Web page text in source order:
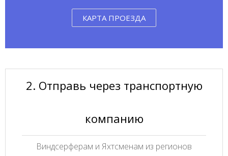
КАРТА ПРОЕЗДА
2. Отправь через транспортную
компанию
Виндсерферам и Яхтсменам из регионов